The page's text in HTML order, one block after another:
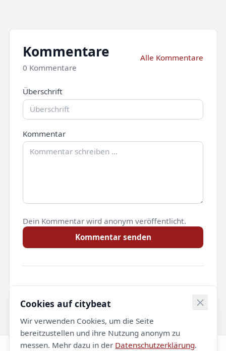
Kommentare
0 Kommentare
Alle Kommentare
Überschrift
Kommentar
Dein Kommentar wird anonym veröffentlicht.
Kommentar senden
Noch keine Kommentare.
Cookies auf citybeat
Wir verwenden Cookies, um die Seite
bereitzustellen und ihre Nutzung anonym zu
messen. Mehr dazu in der Datenschutzerklärung.